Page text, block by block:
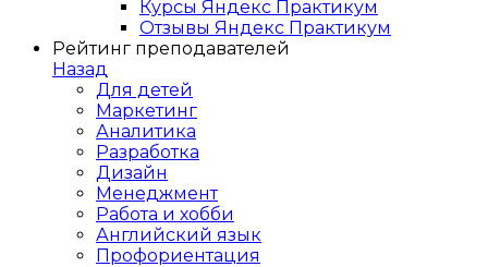
Курсы Яндекс Практикум
Отзывы Яндекс Практикум
Рейтинг преподавателей
Назад
Для детей
Маркетинг
Аналитика
Разработка
Дизайн
Менеджмент
Работа и хобби
Английский язык
Профориентация